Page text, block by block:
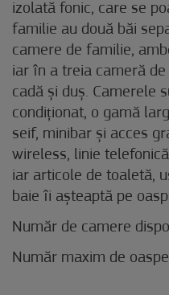
izolată fonic, care se
familie au două băi
camere de familie,
iar în a treia cameră
cadă și duș. Camerele
condiționat, o gamă
seif, minibar și acces
wireless, linie
iar articole de toaletă,
baie îi așteaptă pe
Număr de camere
Număr maxim de